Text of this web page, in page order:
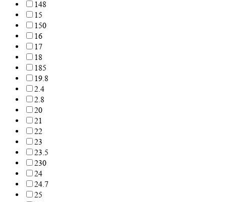
148
15
150
16
17
18
185
19.8
2.4
2.8
20
21
22
23
23.5
230
24
24.7
25